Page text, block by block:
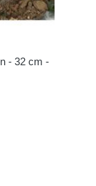
- 32 cm -